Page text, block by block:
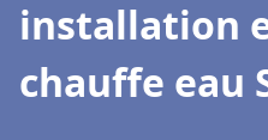
installation
chauffe eau